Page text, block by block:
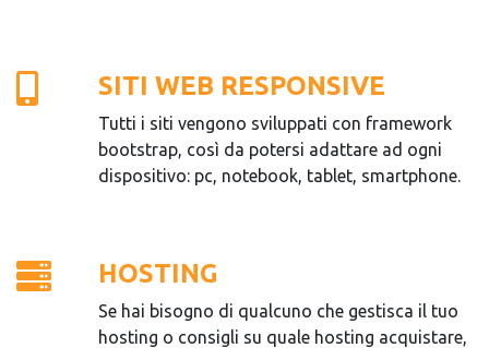
SITI WEB RESPONSIVE
Tutti i siti vengono sviluppati con framework
bootstrap, così da potersi adattare ad ogni
dispositivo: pc, notebook, tablet, smartphone.
HOSTING
Se hai bisogno di qualcuno che gestisca il tuo
hosting o consigli su quale hosting acquistare,